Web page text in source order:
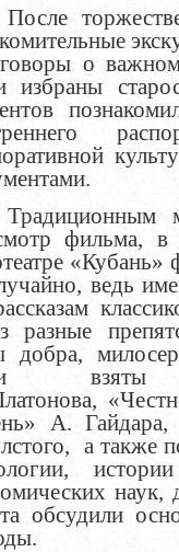
После
о
избраны
Традиционным
фильма, в
ведь
разные
добра,
взяты
А.
а также
обсудили